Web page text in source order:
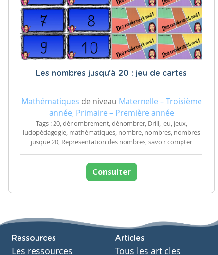
Les nombres jusqu'à 20 : jeu de cartes
Mathématiques de niveau Maternelle – Troisième
année, Primaire – Première année
Tags : 20, dénombrement, dénombrer, Drill, jeu, jeux,
ludopédagogie, mathématiques, nombre, nombres, nombres
jusque 20, Representation des nombres, savoir compter
Consulter
Ressources
Les ressources
Articles
Tous les articles